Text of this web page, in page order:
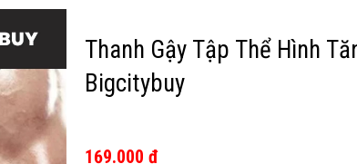
Thanh Gậy Tập Thể Hình
Bigcitybuy
169.000 ₫